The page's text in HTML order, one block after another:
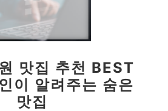
맛집 추천 BEST
이 알려주는 숨은
맛집